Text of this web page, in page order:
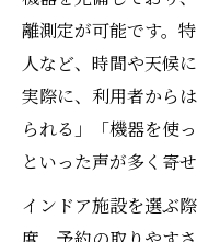
離測定が可能です。
人など、時間や天候
実際に、利用者から
られる」「機器を使
といった声が多く寄
インドア施設を選ぶ